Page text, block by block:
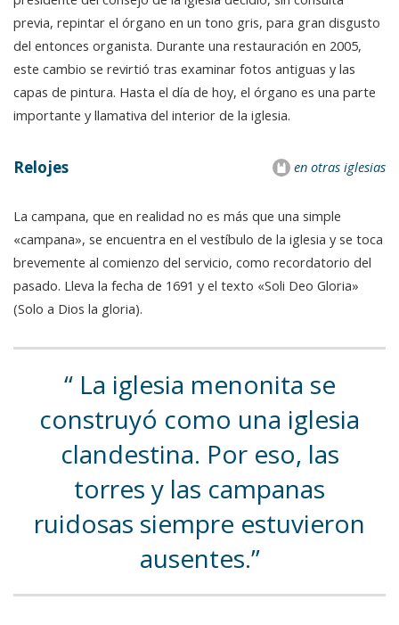
previa, repintar el órgano en un tono gris, para gran disgusto
del entonces organista. Durante una restauración en 2005,
este cambio se revirtió tras examinar fotos antiguas y las
capas de pintura. Hasta el día de hoy, el órgano es una parte
importante y llamativa del interior de la iglesia.
en otras iglesias
Relojes
La campana, que en realidad no es más que una simple
«campana», se encuentra en el vestíbulo de la iglesia y se toca
brevemente al comienzo del servicio, como recordatorio del
pasado. Lleva la fecha de 1691 y el texto «Soli Deo Gloria»
(Solo a Dios la gloria).
La iglesia menonita se
construyó como una iglesia
clandestina. Por eso, las
torres y las campanas
ruidosas siempre estuvieron
ausentes.